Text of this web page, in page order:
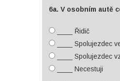
6a. V osobním autě
____ Řidič
____ Spolujezdec
____ Spolujezdec
____ Necestuji